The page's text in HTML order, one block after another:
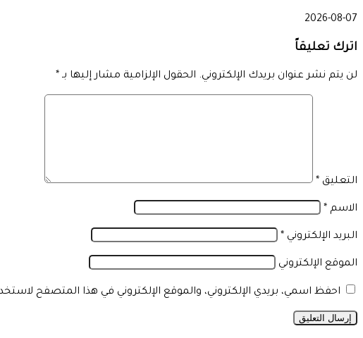
2026-08-07
اترك تعليقاً
لن يتم نشر عنوان بريدك الإلكتروني. الحقول الإلزامية مشار إليها بـ *
التعليق *
الاسم *
البريد الإلكتروني *
الموقع الإلكتروني
احفظ اسمي، بريدي الإلكتروني، والموقع الإلكتروني في هذا المتصفح